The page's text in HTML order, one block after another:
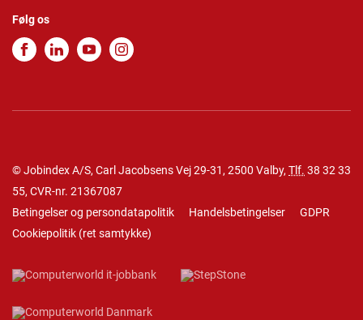
Følg os
© Jobindex A/S, Carl Jacobsens Vej 29-31, 2500 Valby, Tlf. 38 32 33
55, CVR-nr. 21367087
Betingelser og persondatapolitik
Handelsbetingelser
GDPR
Cookiepolitik (ret samtykke)